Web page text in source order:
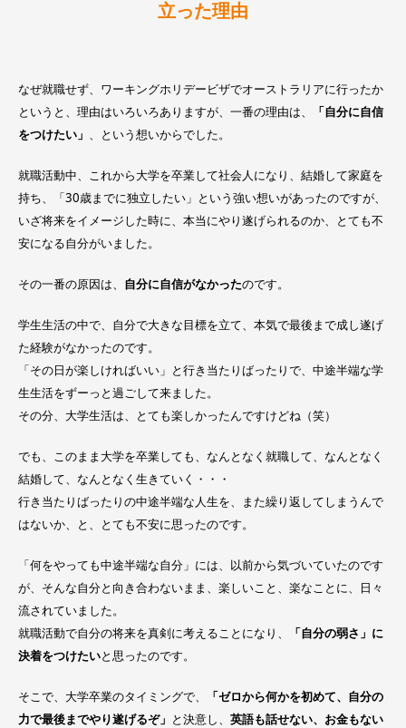
立った理由
なぜ就職せず、ワーキングホリデービザでオーストラリアに行ったか
というと、理由はいろいろありますが、一番の理由は、
「自分に自信
をつけたい」 、という想いからでした。
就職活動中、これから大学を卒業して社会人になり、結婚して家庭を
持ち、「30歳までに独立したい」という強い想いがあったのですが、
いざ将来をイメージした時に、本当にやり遂げられるのか、とても不
安になる自分がいました。
その一番の原因は、 自分に自信がなかったのです。
学生生活の中で、自分で大きな目標を立て、本気で最後まで成し遂げ
た経験がなかったのです。
「その日が楽しければいい」と行き当たりばったりで、中途半端な学
生生活をずーっと過ごして来ました。
その分、大学生活は、とても楽しかったんですけどね（笑）
でも、このまま大学を卒業しても、なんとなく就職して、なんとなく
結婚して、なんとなく生きていく・・・
行き当たりばったりの中途半端な人生を、また繰り返してしまうんで
はないか、と、とても不安に思ったのです。
「何をやっても中途半端な自分」には、以前から気づいていたのです
が、そんな自分と向き合わないまま、楽しいこと、楽なことに、日々
流されていました。
就職活動で自分の将来を真剣に考えることになり、
「自分の弱さ」に
決着をつけたいと思ったのです。
そこで、大学卒業のタイミングで、
「ゼロから何かを初めて、自分の
力で最後までやり遂げるぞ」 と決意し、 英語も話せない、お金もない